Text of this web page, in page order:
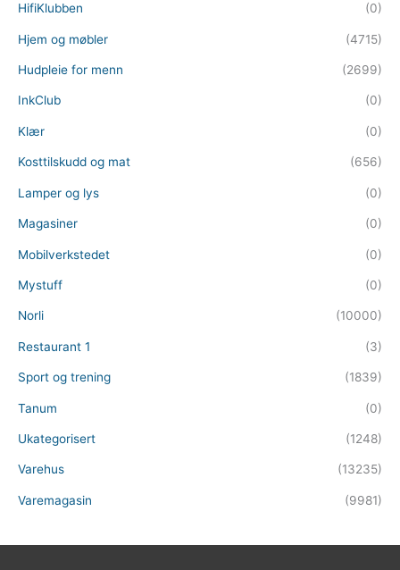
HifiKlubben (0)
Hjem og møbler (4715)
Hudpleie for menn (2699)
InkClub (0)
Klær (0)
Kosttilskudd og mat (656)
Lamper og lys (0)
Magasiner (0)
Mobilverkstedet (0)
Mystuff (0)
Norli (10000)
Restaurant 1 (3)
Sport og trening (1839)
Tanum (0)
Ukategorisert (1248)
Varehus (13235)
Varemagasin (9981)